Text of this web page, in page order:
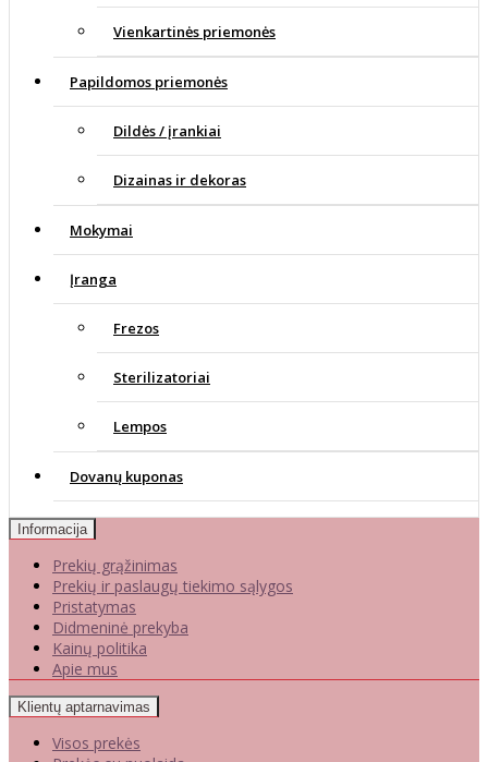
Vienkartinės priemonės
Papildomos priemonės
Dildės / įrankiai
Dizainas ir dekoras
Mokymai
Įranga
Frezos
Sterilizatoriai
Lempos
Dovanų kuponas
Informacija
Prekių grąžinimas
Prekių ir paslaugų tiekimo sąlygos
Pristatymas
Didmeninė prekyba
Kainų politika
Apie mus
Klientų aptarnavimas
Visos prekės